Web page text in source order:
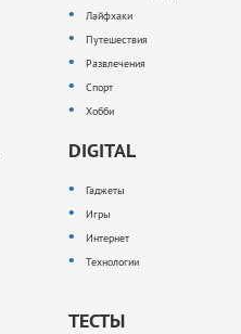
Лайфхаки
Путешествия
Развлечения
Спорт
Хобби
DIGITAL
Гаджеты
Игры
Интернет
Технологии
ТЕСТЫ